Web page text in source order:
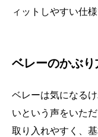
ィットしやすい仕様
ベレーのかぶ
ベレーは気になる
いという声をいた
取り入れやすく、